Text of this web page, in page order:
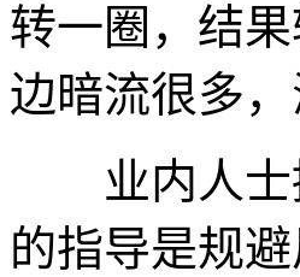
转一圈，结
边暗流很多
业内人士
的指导是规